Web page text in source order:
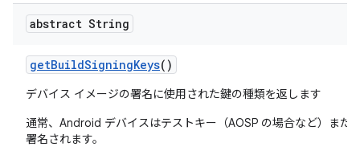
abstract String
getBuildSigningKeys()
デバイス イメージの署名に使用された鍵の種類を返します
通常、Android デバイスはテストキー（AOSP の場合など）また
署名されます。